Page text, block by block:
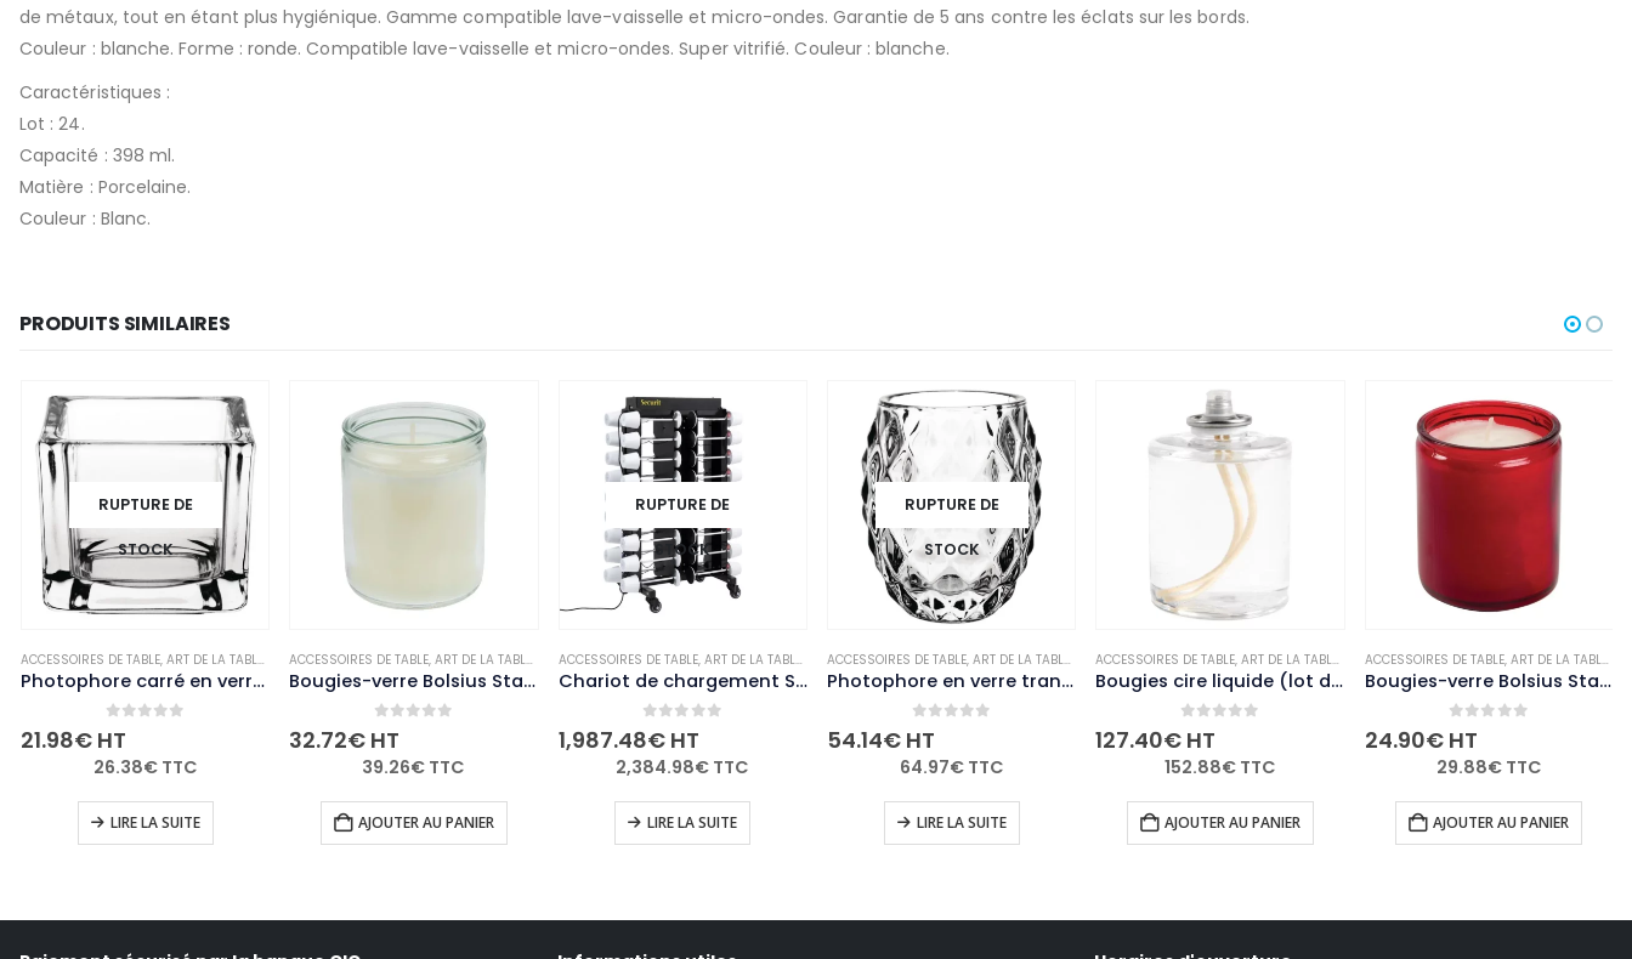
de métaux, tout en étant plus hygiénique. Gamme compatible lave-vaisselle et micro-ondes. Garantie de 5 ans contre les éclats sur les bords.
Couleur : blanche. Forme : ronde. Compatible lave-vaisselle et micro-ondes. Super vitrifié. Couleur : blanche.
Caractéristiques :
Lot : 24.
Capacité : 398 ml.
Matière : Porcelaine.
Couleur : Blanc.
PRODUITS SIMILAIRES
BOUGIES ET PHOTOPHORES, NON-PALETTISABLE
RUPTURE DE
STOCK
ACCESSOIRES DE TABLE, ART DE LA TABLE , BOUGIES ET PHOTOPHORES, NON-PALETTISABLE
Photophore carré en verre transparent Olympia lot de 6
21.98€HT
26.38€TTC
LIRE LA SUITE
ACCESSOIRES DE TABLE,ART DE LA TABLE BOUGIES ET PHOTOPHORES, NON-PALETTISABLE
Bougies-verre Bolsius Starlight transparentes (lot de 8)
32.72€ HT
39.26€ TTC
AJOUTER AU PANIER
RUPTURE DE
STOCK
ACCESSOIRES DE TABLE, ART DE LA TABLE , NON-PALETTISABLE
Chariot de chargement Securit pour 36 lampes de table adapté à GR652 GR655 GR656 GR657 GR658
0
1,987.48€HT
2,384.98€ TTC
LIRE LA SUITE
RUPTURE DE
STOCK
ACCESSOIRES DE TABLE, ART DE LA TABLE , BOUGIES ET PHOTOPHORES, NON-PALETTISABLE
Photophore en verre transparent diamant Olympia 75mm (Lot de 6)
54.14€HT
64.97€TTC
LIRE LA SUITE
ACCESSOIRES DE TABLE,ART DE LA TABLE BOUGIES ET PHOTOPHORES, NON-PALETTISABLE
Bougies cire liquide (lot de 36)
127.40€ HT
152.88€TTC
AJOUTER AU PANIER
ACCESSOIRES DE TABLE, ART DE LA TABLE ,
Bougies-verre Bolsius Starlight rouges (lot de 8)
24.90€HT
29.88€TTC
AJOUTER AU PANIER